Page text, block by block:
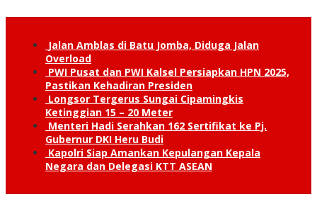
Jalan Amblas di Batu Jomba, Diduga Jalan
Overload
PWI Pusat dan PWI Kalsel Persiapkan HPN 2025,
Pastikan Kehadiran Presiden
Longsor Tergerus Sungai Cipamingkis
Ketinggian 15 – 20 Meter
Menteri Hadi Serahkan 162 Sertifikat ke Pj.
Gubernur DKI Heru Budi
Kapolri Siap Amankan Kepulangan Kepala
Negara dan Delegasi KTT ASEAN